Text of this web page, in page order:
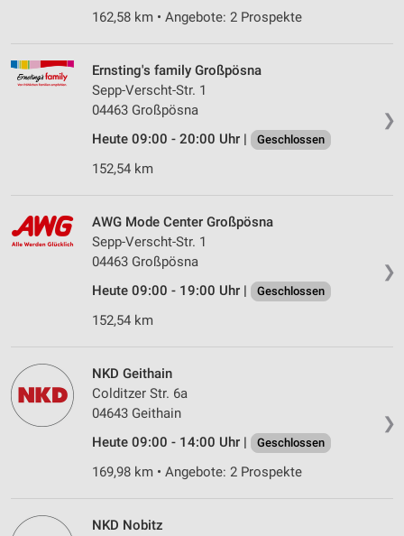
162,58 km • Angebote: 2 Prospekte
❯
Ernsting's family Großpösna
Sepp-Verscht-Str. 1
04463 Großpösna
Heute 09:00 - 20:00 Uhr |
Geschlossen
152,54 km
❯
AWG Mode Center Großpösna
Sepp-Verscht-Str. 1
04463 Großpösna
Heute 09:00 - 19:00 Uhr |
Geschlossen
152,54 km
❯
NKD Geithain
Colditzer Str. 6a
04643 Geithain
Heute 09:00 - 14:00 Uhr |
Geschlossen
169,98 km • Angebote: 2 Prospekte
NKD Nobitz